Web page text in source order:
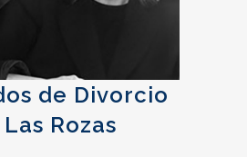
de Divorcio
Rozas